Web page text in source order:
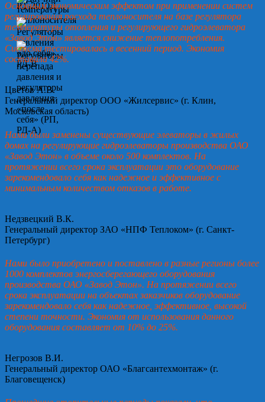
Основным экономическим эффектом при применении систем
регулирования расхода теплоносителя на базе регулятора
температуры отопления и регулирующего гидроэлеватора
«Завод Этон» является снижение теплопотребления.
Система тестировалась в весенний период. Экономия
составила 42%.
Цветов А.В.
Генеральный директор ООО «Жилсервис» (г. Клин,
Московская область)
Нами были заменены существующие элеваторы в жилых
домах на регулирующие гидроэлеваторы производства ОАО
«Завод Этон» в объеме около 500 комплектов. На
протяжении всего срока эксплуатации это оборудование
зарекомендовало себя как надежное и эффективное с
минимальным количеством отказов в работе.
Недзвецкий В.К.
Генеральный директор ЗАО «НПФ Теплоком» (г. Санкт-
Петербург)
Нами было приобретено и поставлено в разные регионы более
1000 комплектов энергосберегающего оборудования
производства ОАО «Завод Этон». На протяжении всего
срока эксплуатации на объектах заказчиков оборудование
зарекомендовало себя как надежное, эффективное, высокой
степени точности. Экономия от использования данного
оборудования составляет от 10% до 25%.
Негрозов В.И.
Генеральный директор ОАО «Благсантехмонтаж» (г.
Благовещенск)